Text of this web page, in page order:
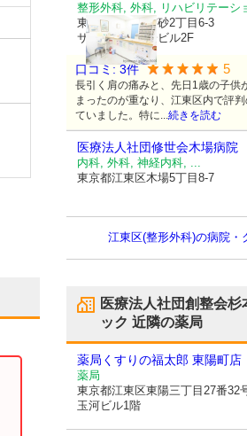
整形外科, 外科, リハビリテーシ
東京都江東区南砂2丁目6-3
サンライズ東陽ビル2F
口コミ: 3件 5
長引く肩の痛みと、先日1歳の子供
まったのが重なり、江東区内で評
ていました。特に...続きを読む
医療法人社団修世会木場病院
内科, 外科, 神経内科, ...
東京都江東区木場5丁目8-7
江東区(整形外科)の病院・
医療法人社団創整会
ック 近隣の薬局
薬局くすりの福太郎 東陽町店
薬局
東京都江東区東陽三丁目27番32
玉河ビル1階